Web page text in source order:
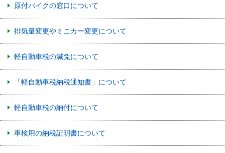
原付バイクの窓口について
排気量変更やミニカー変更について
軽自動車税の減免について
「軽自動車税納税通知書」について
軽自動車税の納付について
車検用の納税証明書について